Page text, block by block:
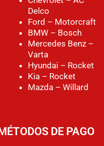
Delco
Ford – Motorcraft
BMW – Bosch
Mercedes Benz –
Varta
Hyundai – Rocket
Kia – Rocket
Mazda – Willard
DE PAGO